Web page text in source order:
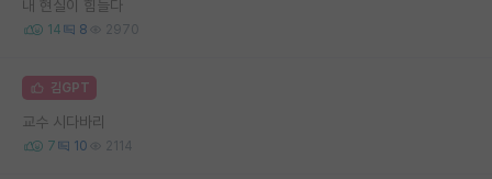
내 현실이 힘들다
14 8 2970
김GPT
교수 시다바리
7 10 2114